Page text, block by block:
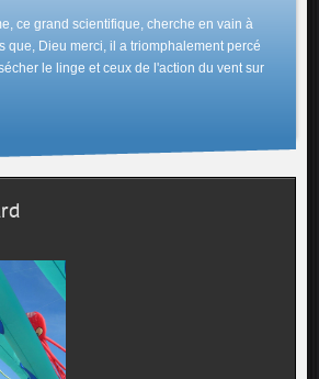
ce grand scientifique, cherche en vain à
que, Dieu merci, il a triomphalement percé
le linge et ceux de l'action du vent sur